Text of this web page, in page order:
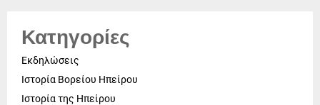
Κατηγορίες
Εκδηλώσεις
Ιστορία Βορείου Ηπείρου
Ιστορία της Ηπείρου